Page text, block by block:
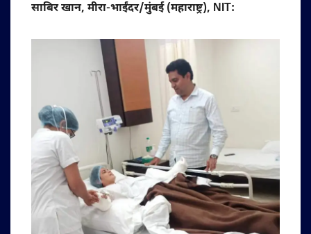
साबिर खान, मीरा-भाईंदर/मुंबई (महाराष्ट्र), NIT: